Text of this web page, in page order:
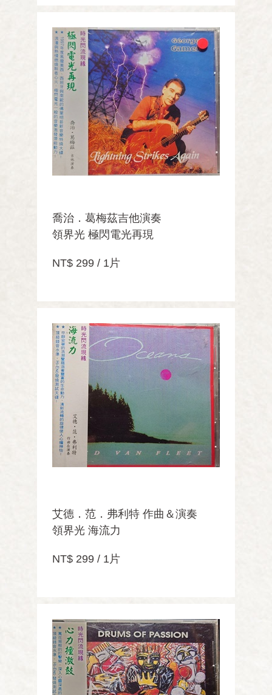
喬治．葛梅茲吉他演奏
領界光 極閃電光再現
NT$ 299 / 1片
艾德．范．弗利特 作曲＆演奏
領界光 海流力
NT$ 299 / 1片